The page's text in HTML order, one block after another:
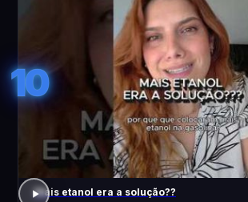
10
Mais etanol era a solução??